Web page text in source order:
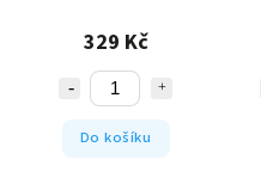
329 Kč
Do košíku